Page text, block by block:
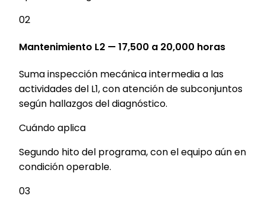
02
Mantenimiento L2 — 17,500 a 20,000 horas
Suma inspección mecánica intermedia a las
actividades del L1, con atención de subconjuntos
según hallazgos del diagnóstico.
Cuándo aplica
Segundo hito del programa, con el equipo aún en
condición operable.
03